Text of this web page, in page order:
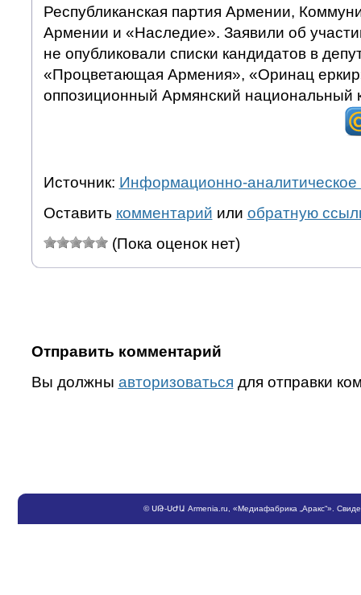
Республиканская партия Армении,
Армении и «Наследие». Заявили об
не опубликовали списки кандидатов в
«Процветающая Армения», «Оринац
оппозиционный Армянский национальный
Источник: Информационно-аналитическое
Оставить комментарий или обратную
(Пока оценок нет)
Отправить комментарий
Вы должны авторизоваться для отправки
©ՍԹ-ՍԺԱ Armenia.ru , «Медиафабрика „Аракс“».